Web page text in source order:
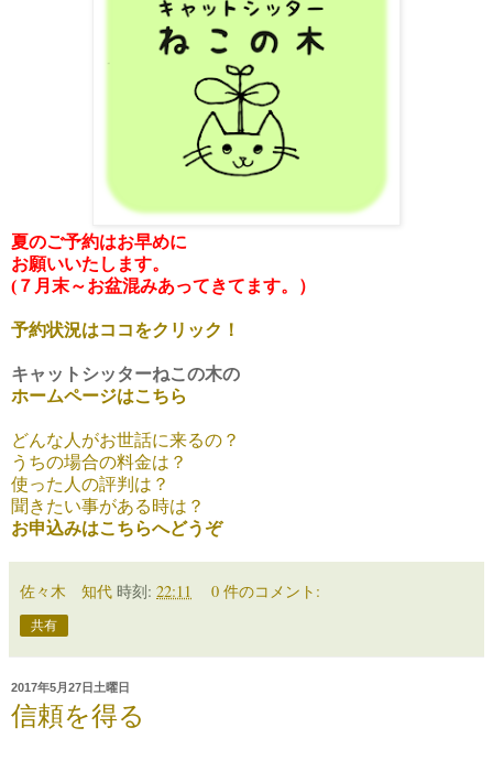
夏のご予約はお早めに
お願いいたします。
(７月末～お盆混みあってきてます。）
予約状況はココをクリック！
キャットシッターねこの木の
ホームページはこちら
どんな人がお世話に来るの？
うちの場合の料金は？
使った人の評判は？
聞きたい事がある時は？
お申込みはこちらへどうぞ
佐々木 知代 時刻: 22:11 0 件のコメント:
共有
2017年5月27日土曜日
信頼を得る